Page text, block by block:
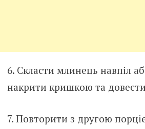
6. Скласти млинець навпіл
накрити кришкою та
7. Повторити з другою